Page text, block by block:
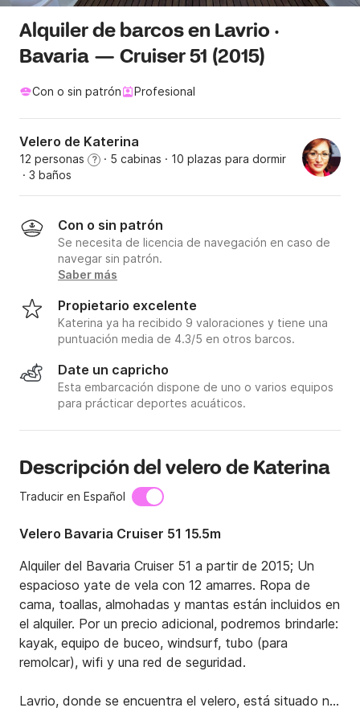
Alquiler de barcos en Lavrio ·
Bavaria — Cruiser 51 (2015)
Con o sin patrón Profesional
Velero de Katerina
12 personas ? · 5 cabinas · 10 plazas para dormir
· 3 baños
Con o sin patrón
Se necesita de licencia de navegación en caso de
navegar sin patrón.
Saber más
Propietario excelente
Katerina ya ha recibido 9 valoraciones y tiene una
puntuación media de 4.3/5 en otros barcos.
Date un capricho
Esta embarcación dispone de uno o varios equipos
para prácticar deportes acuáticos.
Descripción del velero de Katerina
Traducir en Español
Velero Bavaria Cruiser 51 15.5m
Alquiler del Bavaria Cruiser 51 a partir de 2015; Un
espacioso yate de vela con 12 amarres. Ropa de
cama, toallas, almohadas y mantas están incluidos en
el alquiler. Por un precio adicional, podremos brindarle:
kayak, equipo de buceo, windsurf, tubo (para
remolcar), wifi y una red de seguridad.
Lavrio, donde se encuentra el velero, está situado no